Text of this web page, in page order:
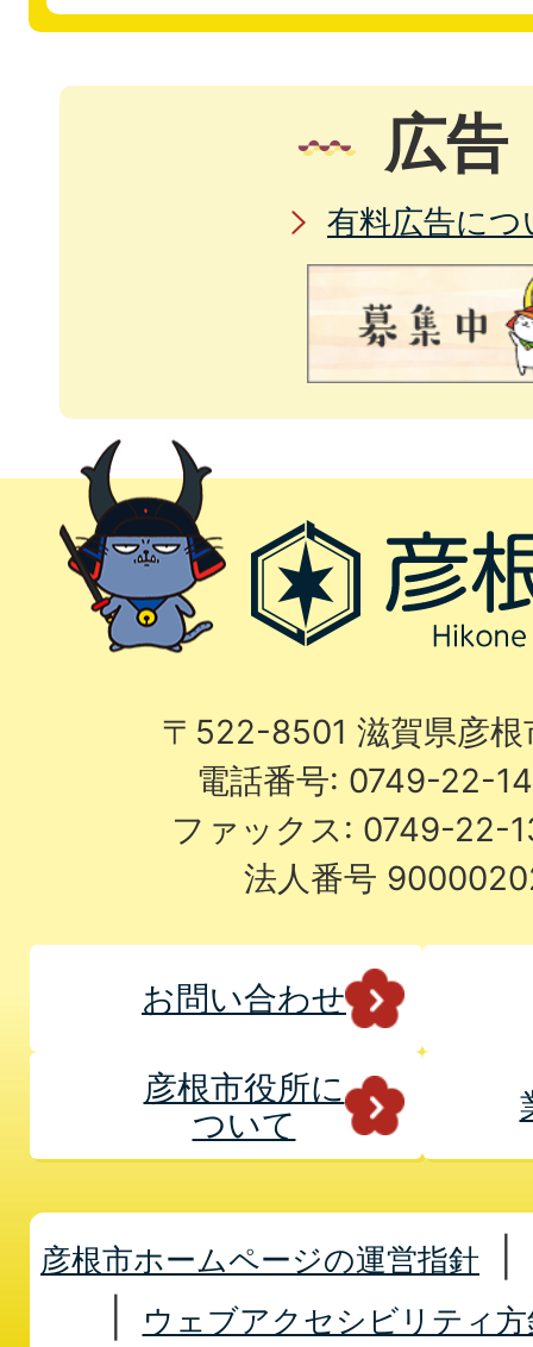
広告
有料広告につ
〒522-8501 滋賀県彦
電話番号: 0749-22-
ファックス: 0749-22-
法人番号
お問い合わせ
彦根市役所に
ついて
彦根市ホームページの運営指針
ウェブアクセシビリティ方